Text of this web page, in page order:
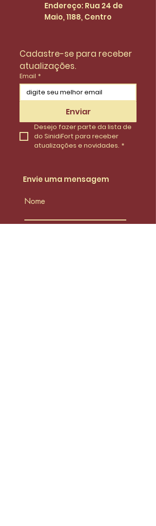
Endereço: Rua 24 de
Maio, 1188, Centro
Cadastre-se para receber
atualizações.
Email *
Enviar
Desejo fazer parte da lista de
do SinidiFort para receber
atualizações e novidades. *
Envie uma mensagem
Nome